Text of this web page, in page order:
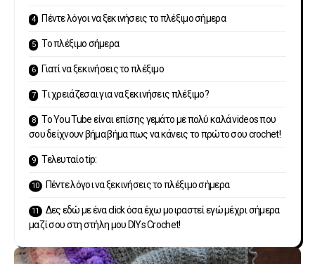
Πέντε λόγοι να ξεκινήσεις το πλέξιμο σήμερα
Το πλέξιμο σήμερα
Γιατί να ξεκινήσεις το πλέξιμο
Τι χρειάζεσαι για να ξεκινήσεις πλέξιμο?
Το You Tube είναι επίσης γεμάτο με πολύ καλά videos που
σου δείχνουν βήμα βήμα πως να κάνεις το πρώτο σου crochet!
Τελευταίο tip:
Πέντε λόγοι να ξεκινήσεις το πλέξιμο σήμερα
Δες εδώ με ένα click όσα έχω μοιραστεί εγώ μέχρι σήμερα
μαζί σου στη στήλη μου DIYs Crochet!